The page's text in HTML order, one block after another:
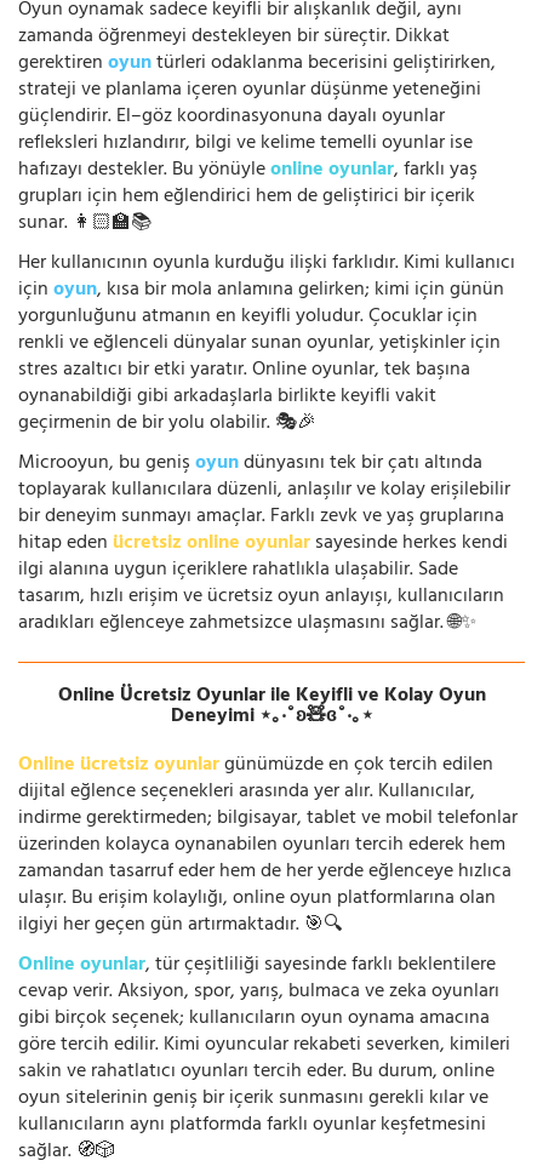
Oyun oynamak sadece keyifli bir alışkanlık değil, aynı
zamanda öğrenmeyi destekleyen bir süreçtir. Dikkat
gerektirenoyuntürleri odaklanma becerisini geliştirirken,
strateji ve planlama içeren oyunlar düşünme yeteneğini
güçlendirir. El–göz koordinasyonuna dayalı oyunlar
refleksleri hızlandırır, bilgi ve kelime temelli oyunlar ise
hafızayı destekler. Bu yönüyleonline oyunlar, farklı yaş
grupları için hem eğlendirici hem de geliştirici bir içerik
sunar. 👩🏻‍🏫📚
Her kullanıcının oyunla kurduğu ilişki farklıdır. Kimi kullanıcı
içinoyun, kısa bir mola anlamına gelirken; kimi için günün
yorgunluğunu atmanın en keyifli yoludur. Çocuklar için
renkli ve eğlenceli dünyalar sunan oyunlar, yetişkinler için
stres azaltıcı bir etki yaratır. Online oyunlar, tek başına
oynanabildiği gibi arkadaşlarla birlikte keyifli vakit
geçirmenin de bir yolu olabilir. 🎭🎉
Microoyun, bu genişoyundünyasını tek bir çatı altında
toplayarak kullanıcılara düzenli, anlaşılır ve kolay erişilebilir
bir deneyim sunmayı amaçlar. Farklı zevk ve yaş gruplarına
hitap eden ücretsiz online oyunlarsayesinde herkes kendi
ilgi alanına uygun içeriklere rahatlıkla ulaşabilir. Sade
tasarım, hızlı erişim ve ücretsiz oyun anlayışı, kullanıcıların
aradıkları eğlenceye zahmetsizce ulaşmasını sağlar. 🌐✨
Online Ücretsiz Oyunlar ile Keyifli ve Kolay Oyun
Deneyimi ⋆｡‧˚ʚ🧸ɞ˚‧｡⋆
Online ücretsiz oyunlargünümüzde en çok tercih edilen
dijital eğlence seçenekleri arasında yer alır. Kullanıcılar,
indirme gerektirmeden; bilgisayar, tablet ve mobil telefonlar
üzerinden kolayca oynanabilen oyunları tercih ederek hem
zamandan tasarruf eder hem de her yerde eğlenceye hızlıca
ulaşır. Bu erişim kolaylığı, online oyun platformlarına olan
ilgiyi her geçen gün artırmaktadır. 🎯🔍
Online oyunlar, tür çeşitliliği sayesinde farklı beklentilere
cevap verir. Aksiyon, spor, yarış, bulmaca ve zeka oyunları
gibi birçok seçenek; kullanıcıların oyun oynama amacına
göre tercih edilir. Kimi oyuncular rekabeti severken, kimileri
sakin ve rahatlatıcı oyunları tercih eder. Bu durum, online
oyun sitelerinin geniş bir içerik sunmasını gerekli kılar ve
kullanıcıların aynı platformda farklı oyunlar keşfetmesini
sağlar. 🧭🎲